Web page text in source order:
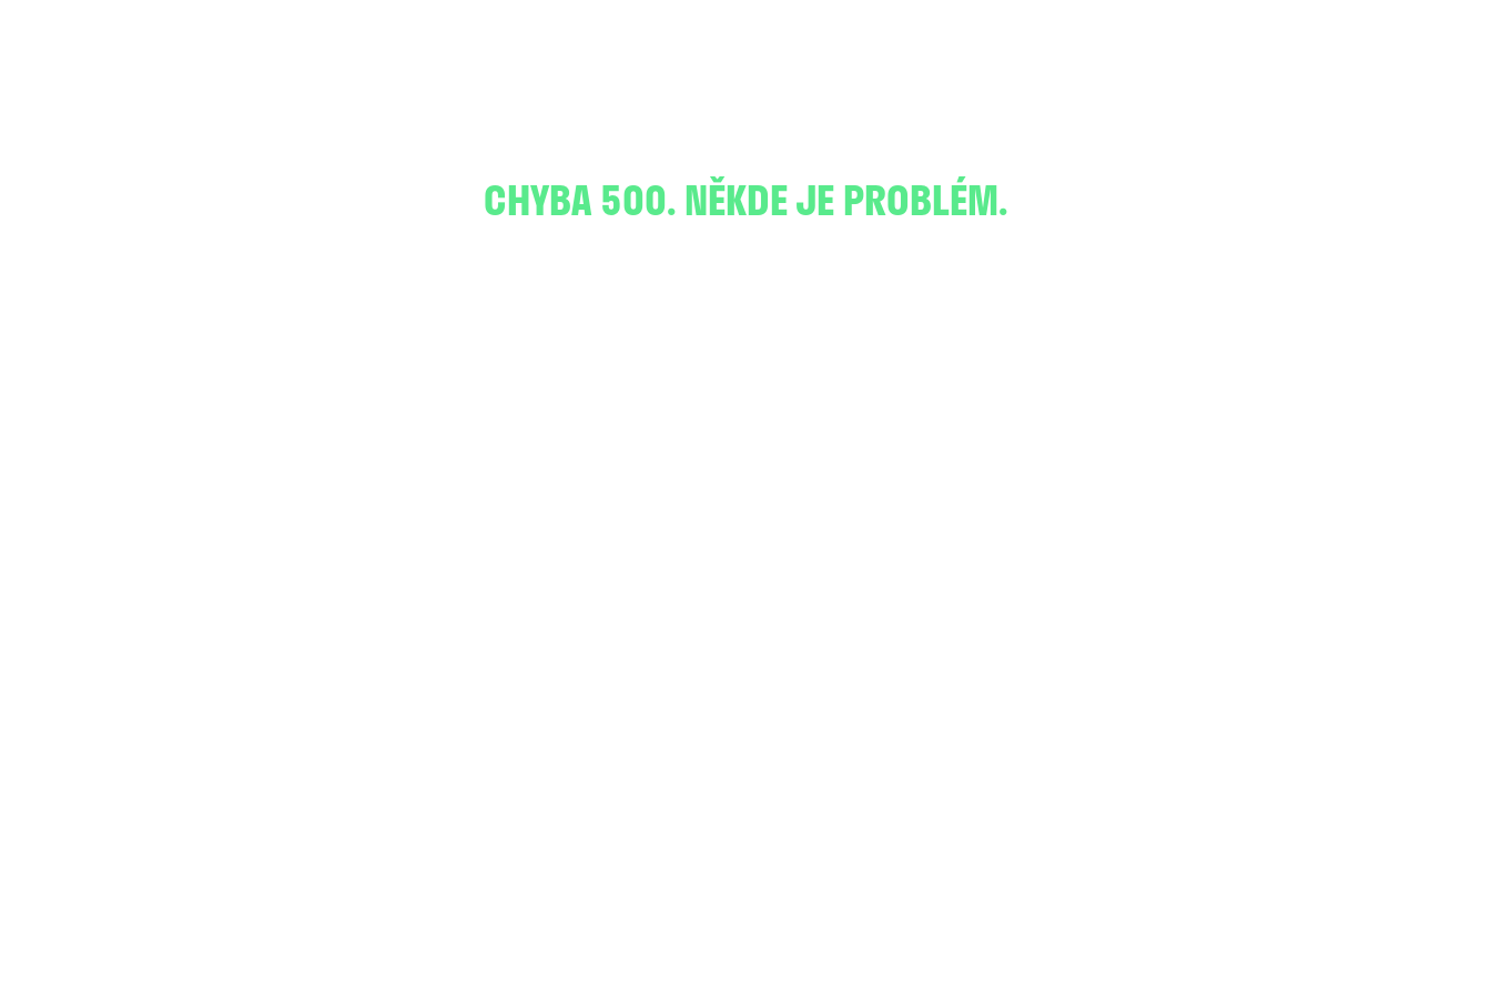
CHYBA 500. NĚKDE JE PROBLÉM.